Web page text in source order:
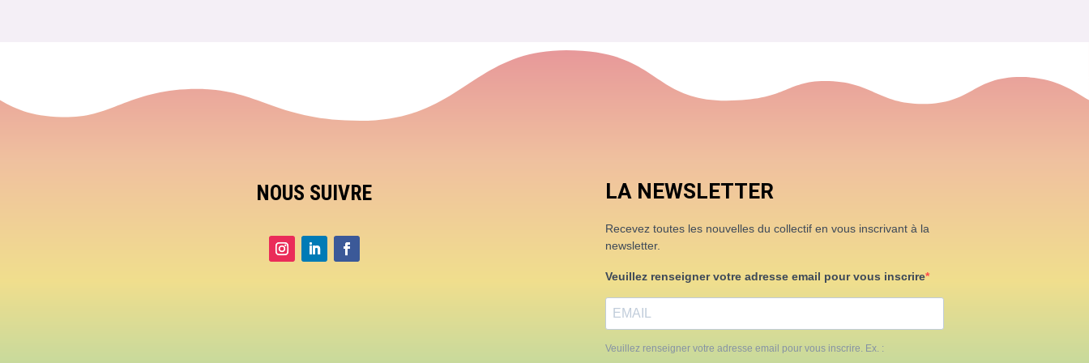
NOUS SUIVRE LA NEWSLETTER
Recevez toutes les nouvelles du collectif en vous inscrivant à la
newsletter.
Veuillez renseigner votre adresse email pour vous inscrire
Veuillez renseigner votre adresse email pour vous inscrire. Ex. :